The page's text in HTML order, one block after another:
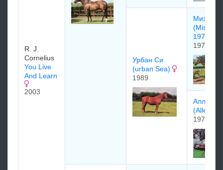
R. J.
Cornelius
You Live
And Learn
2003
Урбан Си
(urban Sea)
1989
Мизваки
(Miswaki
1978
1978
1978